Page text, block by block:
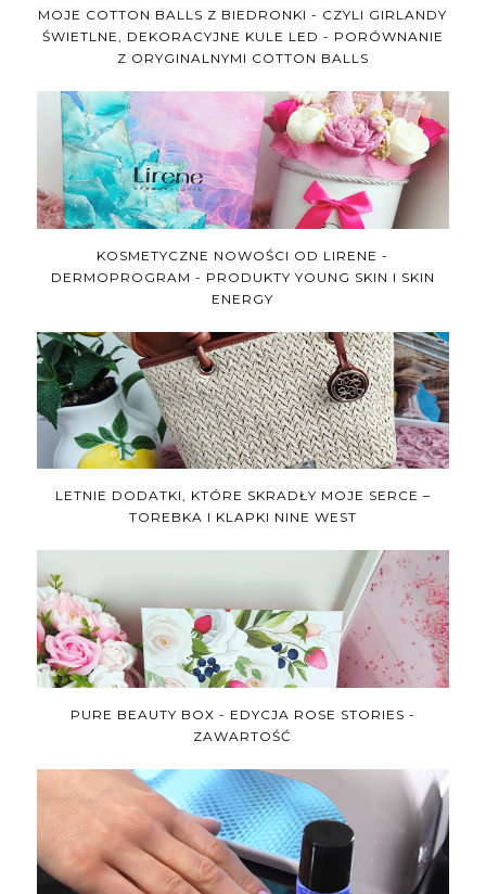
MOJE COTTON BALLS Z BIEDRONKI - CZYLI GIRLANDY
ŚWIETLNE, DEKORACYJNE KULE LED - PORÓWNANIE
Z ORYGINALNYMI COTTON BALLS
KOSMETYCZNE NOWOŚCI OD LIRENE -
DERMOPROGRAM - PRODUKTY YOUNG SKIN I SKIN
ENERGY
LETNIE DODATKI, KTÓRE SKRADŁY MOJE SERCE –
TOREBKA I KLAPKI NINE WEST
PURE BEAUTY BOX - EDYCJA ROSE STORIES -
ZAWARTOŚĆ